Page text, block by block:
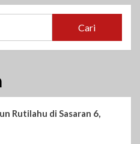
Cari
Rutilahu di Sasaran 6,